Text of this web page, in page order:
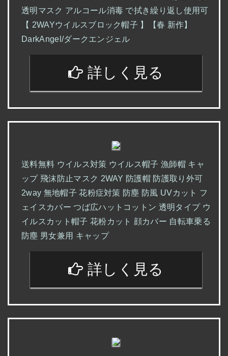
透明マスク アルコール消毒 で拭き繰り返し使用可
【 2WAYウイルスブロック帽子 】【春 新作】
DarkAngel/ダークエンジェル
詳しく見る
送料無料 ウイルス対策 ウイルス帽子 漁師帽 キャ
ップ 飛沫防止マスク 2WAY 防護帽 防護取り外可
2way 無地帽子 花粉症対策 防塵 防風 UVカット フ
ェイスカバー つば広ハットコットン 透明タイプ ウ
イルスカット帽子 花粉カット 顔カバー 自転車乗る
防塵 男女兼用 キャップ
詳しく見る